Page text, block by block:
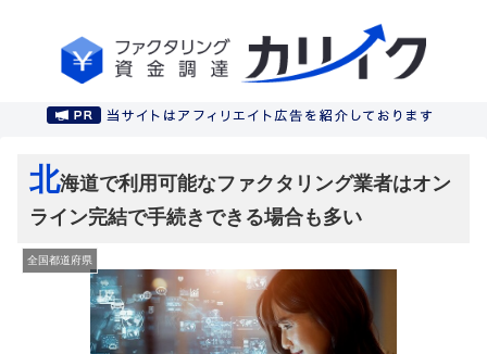
北海道で利用可能なファクタリング業者はオン
ライン完結で手続きできる場合も多い
全国都道府県